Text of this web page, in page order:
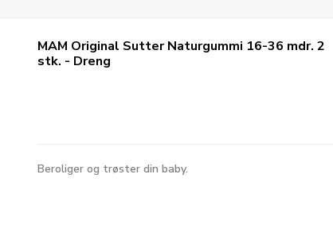
MAM Original Sutter Naturgummi 16-36 mdr. 2
stk. - Dreng
Beroliger og trøster din baby.